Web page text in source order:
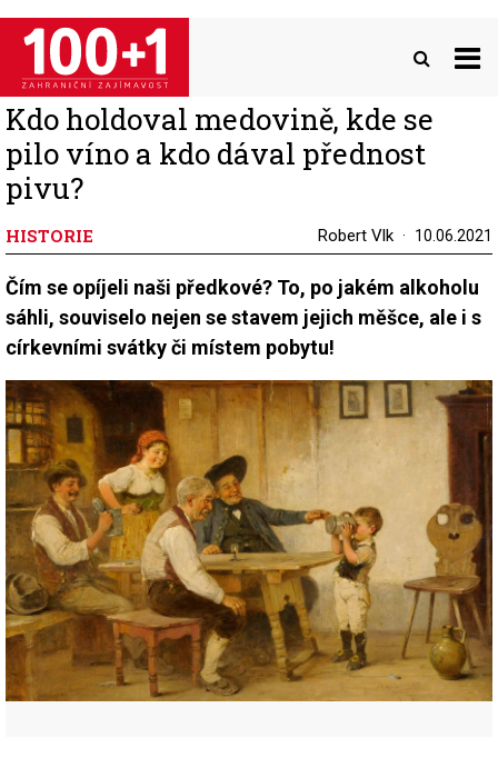
Přejít
hlavnímu
obsahu
Kdo holdoval medovině, kde se
pilo víno a kdo dával přednost
pivu?
HISTORIE Robert Vlk 10.06.2021
Čím se opíjeli naši předkové? To, po jakém alkoholu
sáhli, souviselo nejen se stavem jejich měšce, ale i s
církevními svátky či místem pobytu!